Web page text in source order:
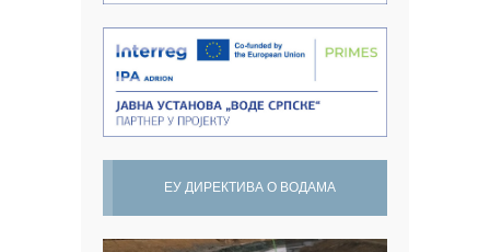
ЕУ ДИРЕКТИВА О ВОДАМА